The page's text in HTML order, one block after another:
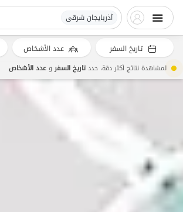
آذربایجان شرقی
تاريخ السفر عدد الأشخاص
لمشاهدة نتائج أكثر دقة، حددتاريخ السفروعدد الأشخاص